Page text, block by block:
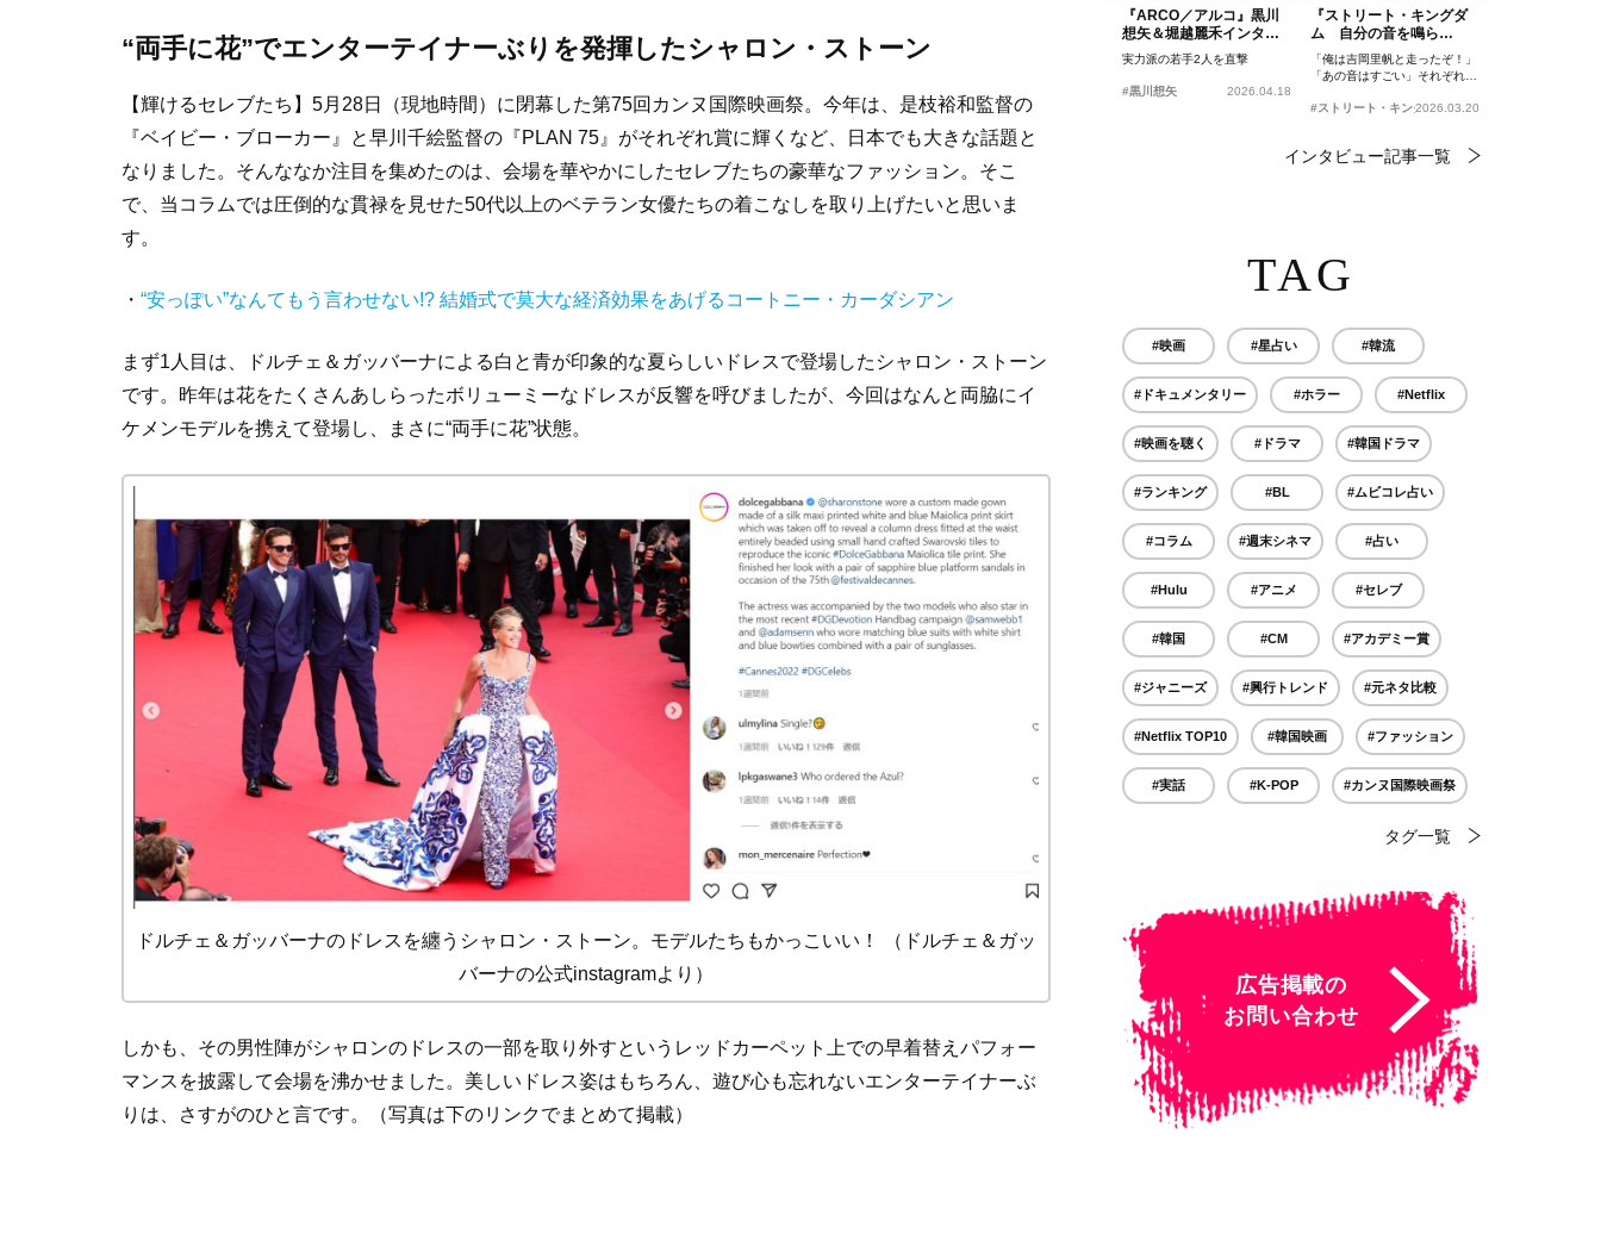
“両手に花”でエンターテイナーぶりを発揮したシャロン・ストーン
【輝けるセレブたち】5月28日（現地時間）に閉幕した第75回カンヌ国際映画祭。今年は、是枝裕和監督の
『ベイビー・ブローカー』と早川千絵監督の『PLAN 75』がそれぞれ賞に輝くなど、日本でも大きな話題と
なりました。そんななか注目を集めたのは、会場を華やかにしたセレブたちの豪華なファッション。そこ
で、当コラムでは圧倒的な貫禄を見せた50代以上のベテラン女優たちの着こなしを取り上げたいと思いま
す。
・ “安っぽい”なんてもう言わせない!? 結婚式で莫大な経済効果をあげるコートニー・カーダシアン
まず1人目は、ドルチェ＆ガッバーナによる白と青が印象的な夏らしいドレスで登場したシャロン・ストーン
です。昨年は花をたくさんあしらったボリューミーなドレスが反響を呼びましたが、今回はなんと両脇にイ
ケメンモデルを携えて登場し、まさに“両手に花”状態。
ドルチェ＆ガッバーナのドレスを纏うシャロン・ストーン。モデルたちもかっこいい！ （ドルチェ＆ガッ
バーナの公式instagramより）
しかも、その男性陣がシャロンのドレスの一部を取り外すというレッドカーペット上での早着替えパフォー
マンスを披露して会場を沸かせました。美しいドレス姿はもちろん、遊び心も忘れないエンターテイナーぶ
りは、さすがのひと言です。（写真は下のリンクでまとめて掲載）
『ARCO／アルコ』黒川
想矢＆堀越麗禾インタビ
ュー
実力派の若手2人を直撃
#黒川想矢 2026.04.18
『ストリート・キングダ
ム 自分の音を鳴ら
せ。』峯田和伸、若葉竜
也、吉岡里帆インタビュ
ー
「俺は吉岡里帆と走ったぞ！」
「あの音はすごい」それぞれの
#ストリート・キングダム 自分の音を鳴らせ。
2026.03.20
インタビュー記事一覧
TAG
#映画 #星占い #韓流
#ドキュメンタリー #ホラー #Netflix
#映画を聴く #ドラマ #韓国ドラマ
#ランキング #BL #ムビコレ占い
#コラム #週末シネマ #占い
#Hulu #アニメ #セレブ
#韓国 #CM #アカデミー賞
#ジャニーズ #興行トレンド #元ネタ比較
#Netflix TOP10 #韓国映画 #ファッション
#実話 #K-POP #カンヌ国際映画祭
タグ一覧
広告掲載の
お問い合わせ